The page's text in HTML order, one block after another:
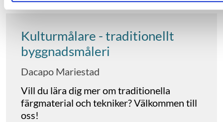
Kulturmålare - traditionellt
byggnadsmåleri
Dacapo Mariestad
Vill du lära dig mer om traditionella
färgmaterial och tekniker? Välkommen till
oss!